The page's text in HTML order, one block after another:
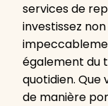
services de
investissez
également du
quotidien. Que
de manière